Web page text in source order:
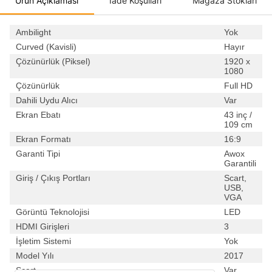
Ambilight
Yok
Curved (Kavisli)
Hayır
Çözünürlük (Piksel)
1920 x
1080
Çözünürlük
Full HD
Dahili Uydu Alıcı
Var
Ekran Ebatı
43 inç /
109 cm
Ekran Formatı
16:9
Garanti Tipi
Awox
Garantili
Giriş / Çıkış Portları
Scart,
USB,
VGA
Görüntü Teknolojisi
LED
HDMI Girişleri
3
İşletim Sistemi
Yok
Model Yılı
2017